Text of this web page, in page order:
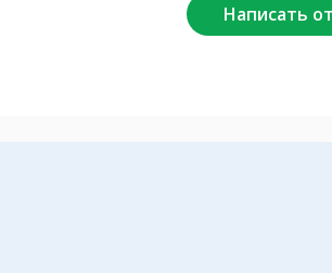
Написать